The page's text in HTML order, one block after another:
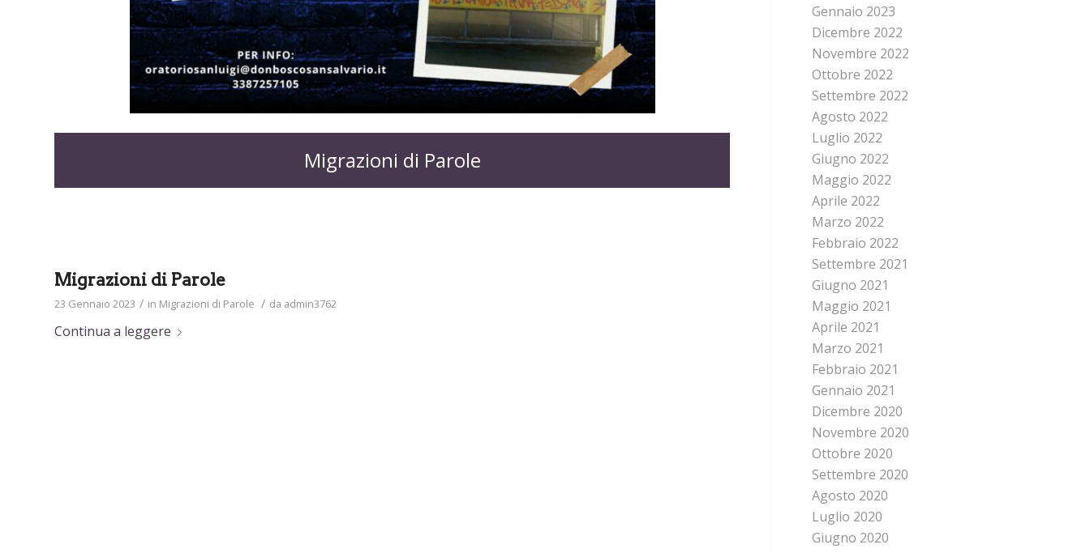
Migrazioni di Parole
Migrazioni di Parole
23 Gennaio 2023 / in Migrazioni di Parole / da admin3762
Continua a leggere
Gennaio 2023
Dicembre 2022
Novembre 2022
Ottobre 2022
Settembre 2022
Agosto 2022
Luglio 2022
Giugno 2022
Maggio 2022
Aprile 2022
Marzo 2022
Febbraio 2022
Settembre 2021
Giugno 2021
Maggio 2021
Aprile 2021
Marzo 2021
Febbraio 2021
Gennaio 2021
Dicembre 2020
Novembre 2020
Ottobre 2020
Settembre 2020
Agosto 2020
Luglio 2020
Giugno 2020